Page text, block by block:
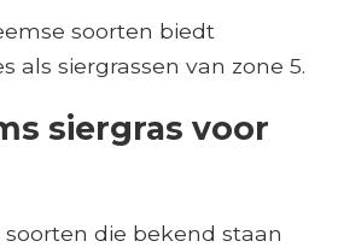
soorten biedt
als siergrassen van zone 5.
siergras voor
die bekend staan